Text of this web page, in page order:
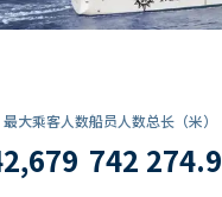
最大乘客人数
2,679
船员人数
742
总长（米）
274.9